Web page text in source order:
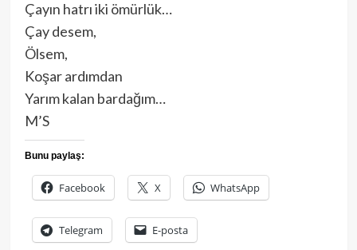
Çayın hatrı iki ömürlük…
Çay desem,
Ölsem,
Koşar ardımdan
Yarım kalan bardağım…
M’S
Bunu paylaş:
Facebook X WhatsApp
Telegram E-posta